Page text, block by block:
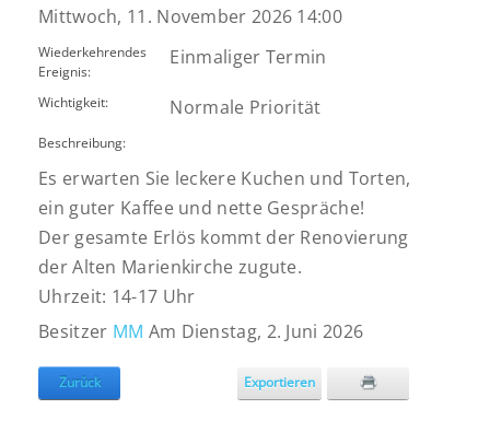
Mittwoch, 11. November 2026 14:00
Wiederkehrendes
Ereignis:
Einmaliger Termin
Wichtigkeit: Normale Priorität
Beschreibung:
Es erwarten Sie leckere Kuchen und Torten,
ein guter Kaffee und nette Gespräche!
Der gesamte Erlös kommt der Renovierung
der Alten Marienkirche zugute.
Uhrzeit: 14-17 Uhr
Besitzer MM Am Dienstag, 2. Juni 2026
Zurück Exportieren